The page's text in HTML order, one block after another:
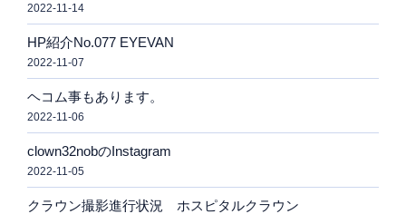
2022-11-14
HP紹介No.077 EYEVAN
2022-11-07
ヘコム事もあります。
2022-11-06
clown32nobのInstagram
2022-11-05
クラウン撮影進行状況 ホスピタルクラウン